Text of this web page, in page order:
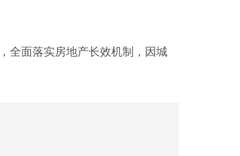
全面落实房地产长效机制，因城